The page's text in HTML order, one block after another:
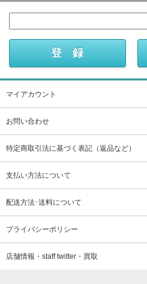
マイアカウント
お問い合わせ
特定商取引法に基づく表記（返品など）
支払い方法について
配送方法･送料について
プライバシーポリシー
店舗情報・staff twitter・買取